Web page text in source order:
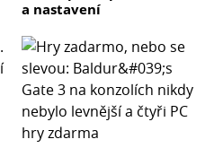
a nastavení